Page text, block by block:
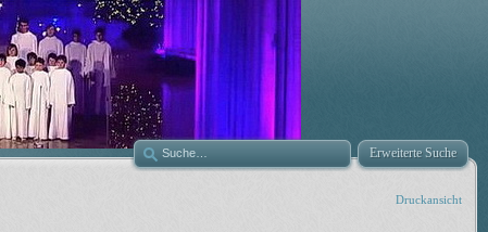
Erweiterte Suche
Druckansicht